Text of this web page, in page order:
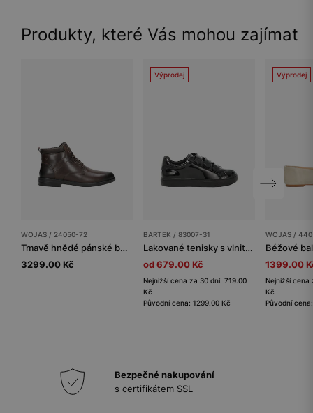
Produkty, které Vás mohou zajímat
WOJAS / 24050-72
Tmavě hnědé pánské boty z hladké kůže
3299.00 Kč
Výprodej
BARTEK / 83007-31
Lakované tenisky s vlnitým dokončením na zapínání BARTEK 83007-31
od 679.00 Kč
Nejnižší cena za 30 dní: 719.00
Kč
Původní cena: 1299.00 Kč
Výprodej
WOJAS /
1399.00
Nejnižší cena
Kč
Původní
Bezpečné nakupování
s certifikátem SSL